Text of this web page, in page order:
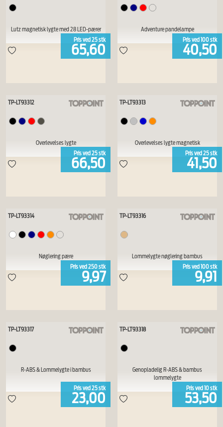
Lutz magnetisk lygte med 28 LED-pærer
Pris ved 25stk
65,60
Adventure pandelampe
Pris ved 100stk
40,50
TP-LT93312
Overlevelses lygte
Pris ved 25stk
66,50
TP-LT93313
Overlevelses lygte magnetisk
Pris ved 25stk
41,50
TP-LT93314
Nøglering pære
Pris ved 250stk
9,97
TP-LT93316
Lommelygte nøglering bambus
Pris ved 100stk
9,91
TP-LT93317
R-ABS & Lommelygte i bambus
Pris ved 25stk
23,00
TP-LT93318
Genopladelig R-ABS & bambus
lommelygte
Pris ved 10stk
53,50